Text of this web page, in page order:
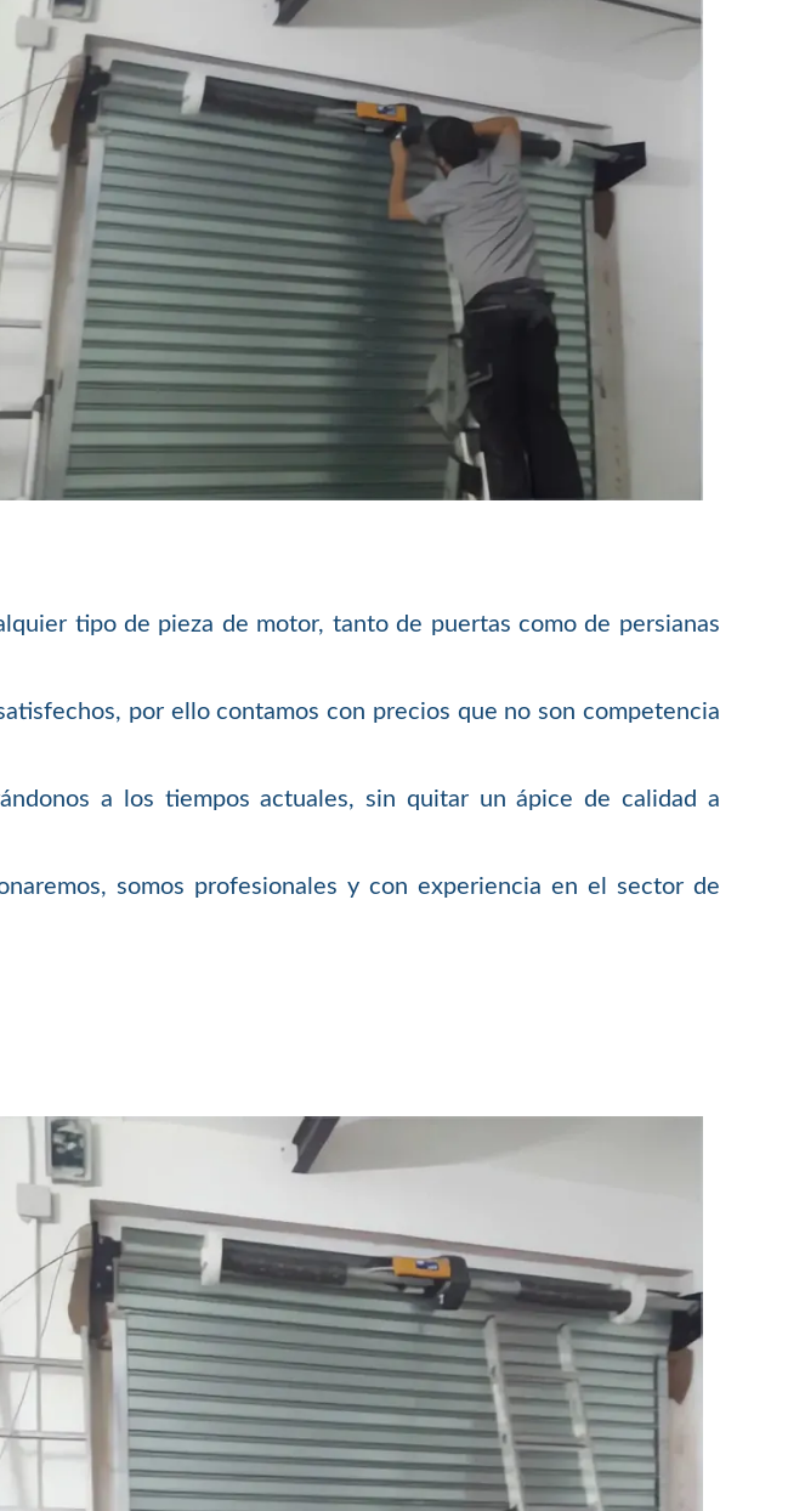
tipo de pieza de motor, tanto de puertas como de persianas
por ello contamos con precios que no son competencia
a los tiempos actuales, sin quitar un ápice de calidad a
somos profesionales y con experiencia en el sector de